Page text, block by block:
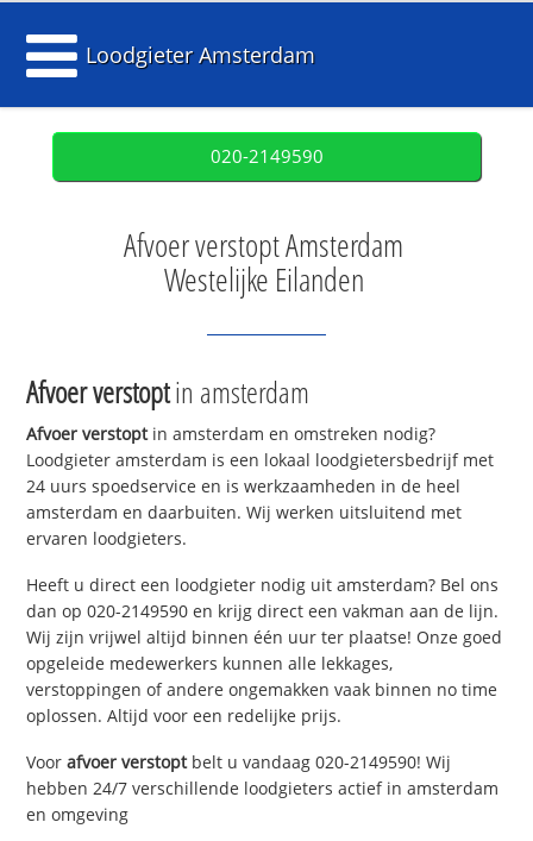
Loodgieter Amsterdam
020-2149590
Afvoer verstopt Amsterdam
Westelijke Eilanden
Afvoer verstoptin amsterdam
Afvoer verstoptin amsterdam en omstreken nodig?
Loodgieter amsterdam is een lokaal loodgietersbedrijf met
24 uurs spoedservice en is werkzaamheden in de heel
amsterdam en daarbuiten. Wij werken uitsluitend met
ervaren loodgieters.
Heeft u direct een loodgieter nodig uit amsterdam? Bel ons
dan op 020-2149590 en krijg direct een vakman aan de lijn.
Wij zijn vrijwel altijd binnen één uur ter plaatse! Onze goed
opgeleide medewerkers kunnen alle lekkages,
verstoppingen of andere ongemakken vaak binnen no time
oplossen. Altijd voor een redelijke prijs.
Voorafvoer verstoptbelt u vandaag 020-2149590! Wij
hebben 24/7 verschillende loodgieters actief in amsterdam
en omgeving